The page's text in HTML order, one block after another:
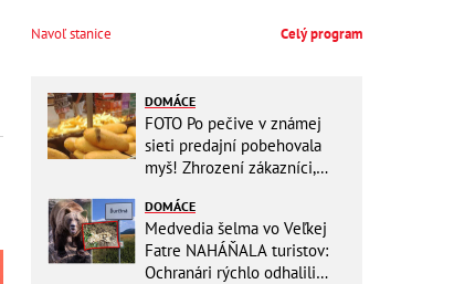
Navoľ stanice Celý program
DOMÁCE
FOTO Po pečive v známej
sieti predajní pobehovala
myš! Zhrození zákazníci,
DOMÁCE
Medvedia šelma vo Veľkej
Fatre NAHÁŇALA turistov:
Ochranári rýchlo odhalili